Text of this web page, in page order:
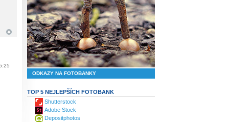
ODKAZY NA FOTOBANKY
TOP 5 NEJLEPŠÍCH FOTOBANK
Shutterstock
Adobe Stock
Depositphotos